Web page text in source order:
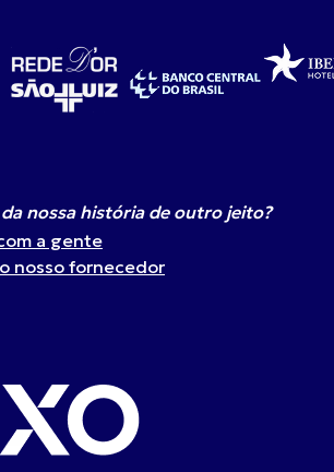
nossa história de outro jeito?
a gente
nosso fornecedor